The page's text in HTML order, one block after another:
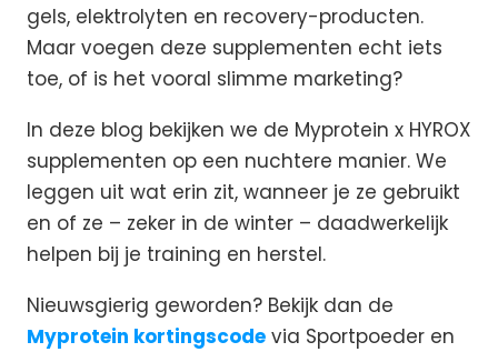
gels, elektrolyten en recovery-producten.
Maar voegen deze supplementen echt iets
toe, of is het vooral slimme marketing?
In deze blog bekijken we de Myprotein x HYROX
supplementen op een nuchtere manier. We
leggen uit wat erin zit, wanneer je ze gebruikt
en of ze – zeker in de winter – daadwerkelijk
helpen bij je training en herstel.
Nieuwsgierig geworden? Bekijk dan de
Myprotein kortingscode via Sportpoeder en